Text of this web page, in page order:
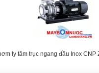
ly tâm trục ngang đầu Inox CNP